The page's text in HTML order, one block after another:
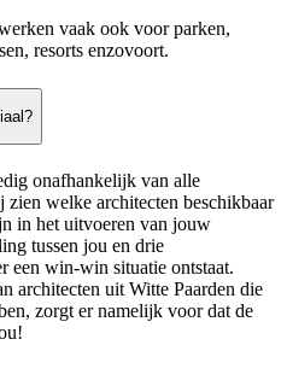
vaak ook voor parken,
resorts enzovoort.
onafhankelijk van alle
welke architecten beschikbaar
in het uitvoeren van jouw
tussen jou en drie
een win-win situatie ontstaat.
architecten uit Witte Paarden die
zorgt er namelijk voor dat de